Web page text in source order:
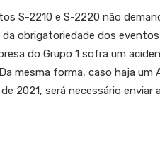
S-2210 e S-2220 não
obrigatoriedade dos
do Grupo 1 sofra um
mesma forma, caso haja um
2021, será necessário